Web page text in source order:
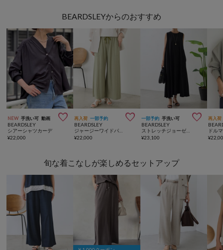
BEARDSLEYからのおすすめ
NEW 手洗い可 動画 
BEARDSLEY
シアーシャツカーデ
¥22,000
再入荷 一部予約 
BEARDSLEY
¥22,000
一部予約 手洗い可 
BEARDSLEY
ストレッチジョーゼットマキシワンピ
¥23,100
再入荷
¥
旬な着こなしが楽しめるセットアップ